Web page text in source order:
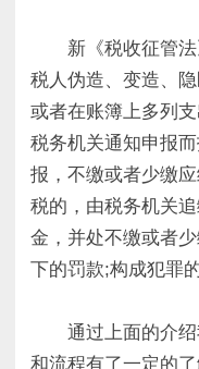
新《税收征管法
税人伪造、变造、
或者在账簿上多列
税务机关通知申报
报，不缴或者少缴
税的，由税务机关
金，并处不缴或者
下的罚款;构成犯罪
通过上面的介绍
和流程有了一定的